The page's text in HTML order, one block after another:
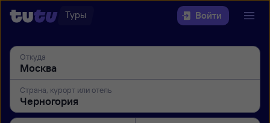
Туры Войти
Откуда
Страна, курорт или отель